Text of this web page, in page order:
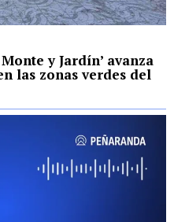
y Jardín’ avanza
las zonas verdes del